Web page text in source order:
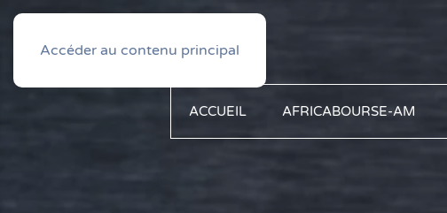
Accéder au contenu principal
ACCUEIL AFRICABOURSE-AM